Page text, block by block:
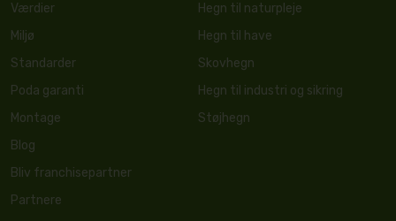
Værdier
Miljø
Standarder
Poda garanti
Montage
Blog
Bliv franchisepartner
Partnere
Hegn til naturpleje
Hegn til have
Skovhegn
Hegn til industri og sikring
Støjhegn